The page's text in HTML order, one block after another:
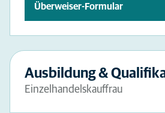
Überweiser-Formular
Ausbildung &
Einzelhandelskauffrau